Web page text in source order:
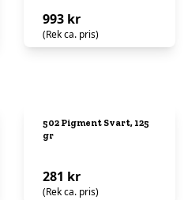
993 kr
(Rek ca. pris)
502 Pigment Svart, 125
gr
281 kr
(Rek ca. pris)